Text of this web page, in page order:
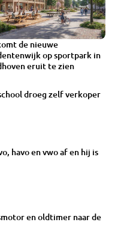
de nieuwe
op sportpark in
eruit te zien
droeg zelf verkoper
havo en vwo af en hij is
en oldtimer naar de